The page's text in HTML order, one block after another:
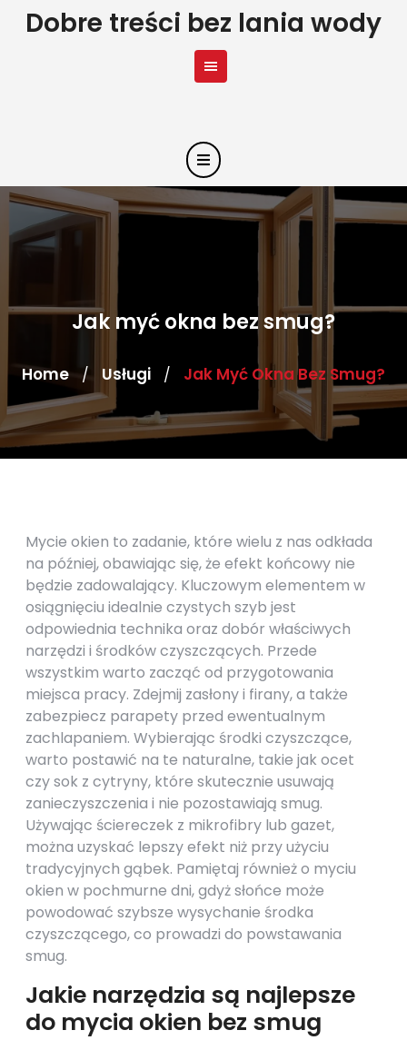
SkipDobre treści bez lania wody
Jak myć okna bez smug?
Home / Usługi / Jak Myć Okna Bez Smug?
Mycie okien to zadanie, które wielu z nas odkłada
na później, obawiając się, że efekt końcowy nie
będzie zadowalający. Kluczowym elementem w
osiągnięciu idealnie czystych szyb jest
odpowiednia technika oraz dobór właściwych
narzędzi i środków czyszczących. Przede
wszystkim warto zacząć od przygotowania
miejsca pracy. Zdejmij zasłony i firany, a także
zabezpiecz parapety przed ewentualnym
zachlapaniem. Wybierając środki czyszczące,
warto postawić na te naturalne, takie jak ocet
czy sok z cytryny, które skutecznie usuwają
zanieczyszczenia i nie pozostawiają smug.
Używając ściereczek z mikrofibry lub gazet,
można uzyskać lepszy efekt niż przy użyciu
tradycyjnych gąbek. Pamiętaj również o myciu
okien w pochmurne dni, gdyż słońce może
powodować szybsze wysychanie środka
czyszczącego, co prowadzi do powstawania
smug.
Jakie narzędzia są najlepsze
do mycia okien bez smug